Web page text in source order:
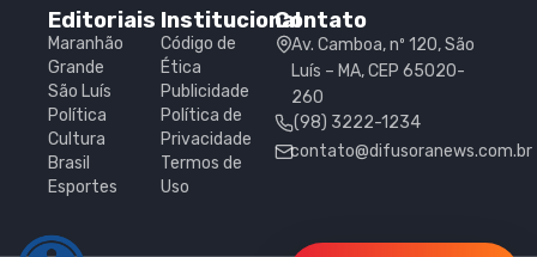
Editoriais
Maranhão
Grande
São Luís
Política
Cultura
Brasil
Esportes
Institucional
Código de
Ética
Publicidade
Política de
Privacidade
Termos de
Uso
Contato
Av. Camboa, nº 120, São
Luís – MA, CEP 65020-
260
(98) 3222-1234
contato@difusoranews.com.br